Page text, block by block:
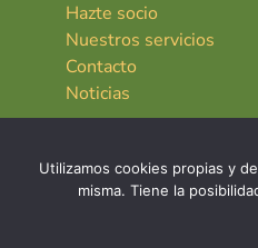
Hazte socio
Nuestros servicios
Contacto
Noticias
Utilizamos cookies propias y
misma. Tiene la